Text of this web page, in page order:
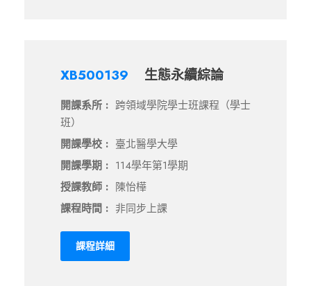
XB500139 生態永續綜論
開課系所 : 跨領域學院學士班課程（學士
班）
開課學校 : 臺北醫學大學
開課學期 : 114學年第1學期
授課教師 : 陳怡樺
課程時間 : 非同步上課
課程詳細